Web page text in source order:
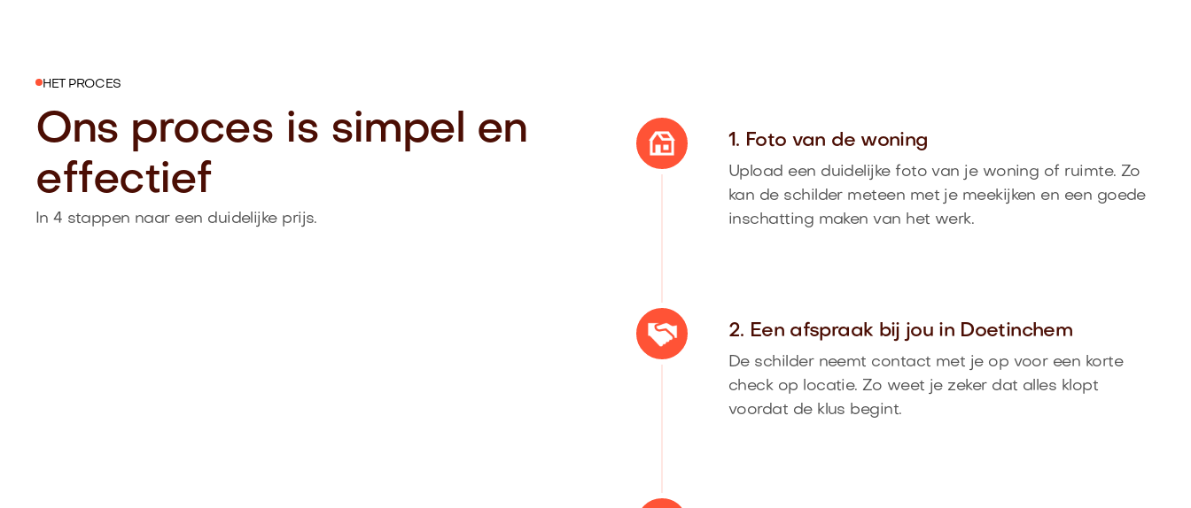
HET PROCES
Ons proces is simpel en
effectief
In 4 stappen naar een duidelijke prijs.
1. Foto van de woning
Upload een duidelijke foto van je woning of ruimte. Zo
kan de schilder meteen met je meekijken en een goede
inschatting maken van het werk.
2. Een afspraak bij jou in Doetinchem
De schilder neemt contact met je op voor een korte
check op locatie. Zo weet je zeker dat alles klopt
voordat de klus begint.